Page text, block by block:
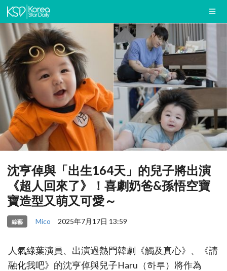
沈亨倬與「出生164天」的兒子將出演
《超人回來了》！喜劇奶爸&孫悟空寶
寶造型又萌又可愛～
綜藝 Mico 2025年7月17日 13:59
人氣綠葉演員、出演過熱門韓劇《觸及真心》、《請
融化我吧》的沈亨倬與兒子Haru（하루）將作為